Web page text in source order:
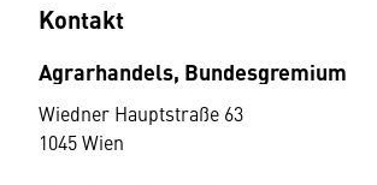
Kontakt
Agrarhandels, Bundesgremium
Wiedner Hauptstraße 63
1045 Wien